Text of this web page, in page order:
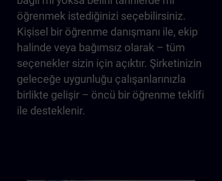
öğrenmek istediğinizi seçebilirsiniz.
Kişisel bir öğrenme danışmanı ile, ekip
halinde veya bağımsız olarak – tüm
seçenekler sizin için açıktır. Şirketinizin
geleceğe uygunluğu çalışanlarınızla
birlikte gelişir – öncü bir öğrenme teklifi
ile desteklenir.